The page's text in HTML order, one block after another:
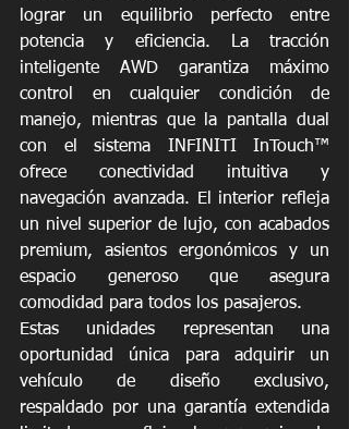
lograr un equilibrio perfecto entre
potencia y eficiencia. La tracción
inteligente AWD garantiza máximo
control en cualquier condición de
manejo, mientras que la pantalla dual
con el sistema INFINITI InTouch™
ofrece conectividad intuitiva y
navegación avanzada. El interior refleja
un nivel superior de lujo, con acabados
premium, asientos ergonómicos y un
espacio generoso que asegura
comodidad para todos los pasajeros.
Estas unidades representan una
oportunidad única para adquirir un
vehículo de diseño exclusivo,
respaldado por una garantía extendida